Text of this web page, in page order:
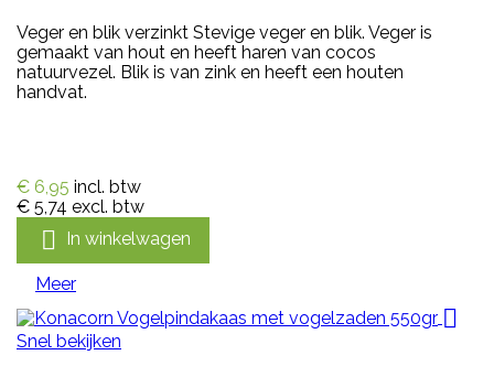
Veger en blik verzinkt Stevige veger en blik. Veger is
gemaakt van hout en heeft haren van cocos
natuurvezel. Blik is van zink en heeft een houten
handvat.
€ 6,95 incl. btw
€ 5,74 excl. btw
 In winkelwagen
Meer

Snel bekijken